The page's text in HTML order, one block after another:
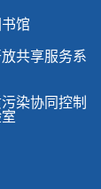
馆
共享服务系
染协同控制